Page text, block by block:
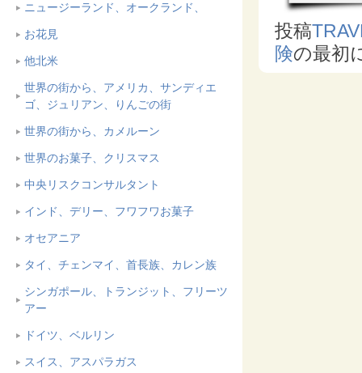
ニュージーランド、オークランド、
お花見
他北米
世界の街から、アメリカ、サンディエ
ゴ、ジュリアン、りんごの街
世界の街から、カメルーン
世界のお菓子、クリスマス
中央リスクコンサルタント
インド、デリー、フワフワお菓子
オセアニア
タイ、チェンマイ、首長族、カレン族
シンガポール、トランジット、フリーツ
アー
ドイツ、ベルリン
スイス、アスパラガス
投稿
険の最初